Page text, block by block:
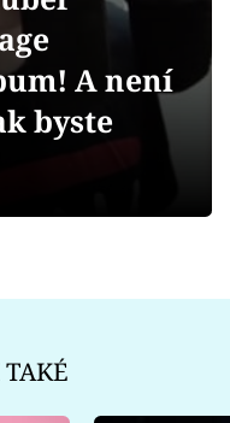
A není
byste
TAKÉ